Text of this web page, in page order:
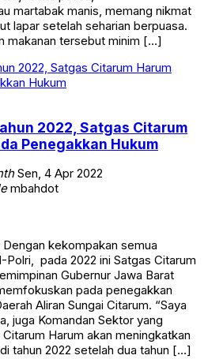
martabak manis, memang nikmat
lapar setelah seharian berpuasa.
makanan tersebut minim […]
2022, Satgas Citarum
Penegakkan Hukum
Sen, 4 Apr 2022
mbahdot
kekompakan semua
pada 2022 ini Satgas Citarum
Gubernur Jawa Barat
pada penegakkan
Aliran Sungai Citarum. “Saya
juga Komandan Sektor yang
Harum akan meningkatkan
tahun 2022 setelah dua tahun […]